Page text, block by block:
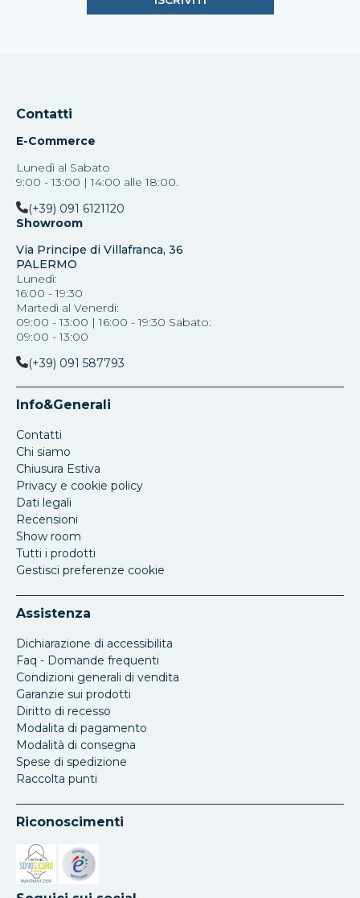
Contatti
E-Commerce
Lunedì al Sabato
9:00 - 13:00 | 14:00 alle 18:00.
(+39) 091 6121120
Showroom
Via Principe di Villafranca, 36
PALERMO
Lunedì:
16:00 - 19:30
Martedì al Venerdi:
09:00 - 13:00 | 16:00 - 19:30 Sabato:
09:00 - 13:00
(+39) 091 587793
Info&Generali
Contatti
Chi siamo
Chiusura Estiva
Privacy e cookie policy
Dati legali
Recensioni
Show room
Tutti i prodotti
Gestisci preferenze cookie
Assistenza
Dichiarazione di accessibilita
Faq - Domande frequenti
Condizioni generali di vendita
Garanzie sui prodotti
Diritto di recesso
Modalita di pagamento
Modalità di consegna
Spese di spedizione
Raccolta punti
Riconoscimenti